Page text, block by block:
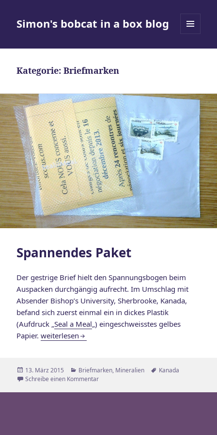
Simon's bobcat in a box blog
Kategorie:Briefmarken
Spannendes Paket
Der gestrige Brief hielt den Spannungsbogen beim
Auspacken durchgängig aufrecht. Im Umschlag mit
Absender Bishop’s University, Sherbrooke, Kanada,
befand sich zuerst einmal ein in dickes Plastik
(Aufdruck „Seal a Meal „) eingeschweisstes gelbes
Papier.Spannendes Paket
weiterlesen
Veröffentlicht
am
13. März 2015 Kategorien
Briefmarken, Mineralien Schlagwörter
Kanada
Schreibe einen Kommentarzu Spannendes Paket